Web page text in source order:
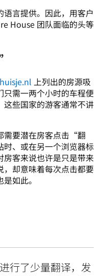
言提供。因此，用客户
House 团队面临的头等
上列出的房源吸
需一两个小时的车程便
这些国家的游客通常不讲
需要潜在房客点击“翻
、或在另一个浏览器标
客来说也许是只是带来
却意味着每次点击都要
如此。
行了少量翻译，发